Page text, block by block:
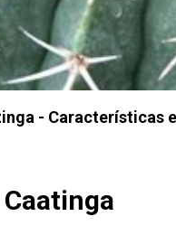
- Características